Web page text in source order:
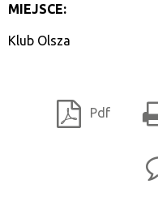
MIEJSCE:
Klub Olsza
Pdf